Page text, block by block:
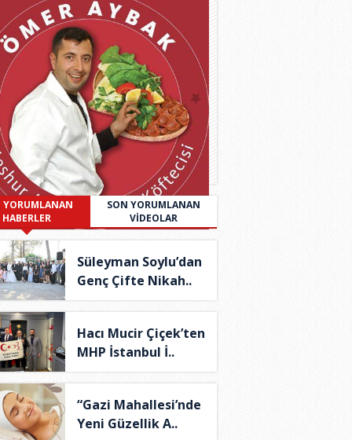
YORUMLANAN
HABERLER
SON YORUMLANAN
VİDEOLAR
Süleyman Soylu’dan
Genç Çifte Nikah..
Hacı Mucir Çiçek’ten
MHP İstanbul İ..
“Gazi Mahallesi’nde
Yeni Güzellik A..